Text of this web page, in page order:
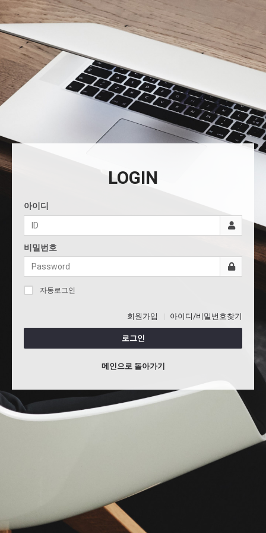
LOGIN
아이디
비밀번호
자동로그인
회원가입 아이디/비밀번호찾기
로그인
메인으로 돌아가기